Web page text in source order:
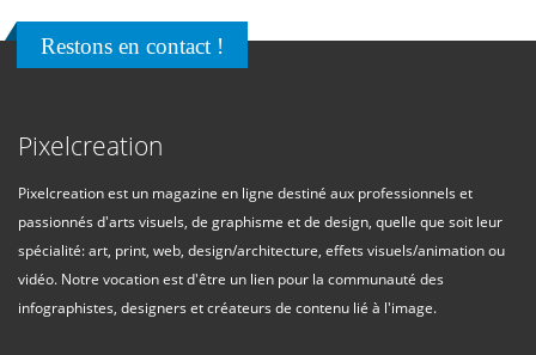
Restons en contact !
Pixelcreation
Pixelcreation est un magazine en ligne destiné aux professionnels et
passionnés d'arts visuels, de graphisme et de design, quelle que soit leur
spécialité: art, print, web, design/architecture, effets visuels/animation ou
vidéo. Notre vocation est d'être un lien pour la communauté des
infographistes, designers et créateurs de contenu lié à l'image.